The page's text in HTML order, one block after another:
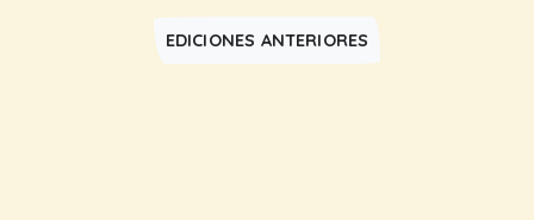
EDICIONES ANTERIORES